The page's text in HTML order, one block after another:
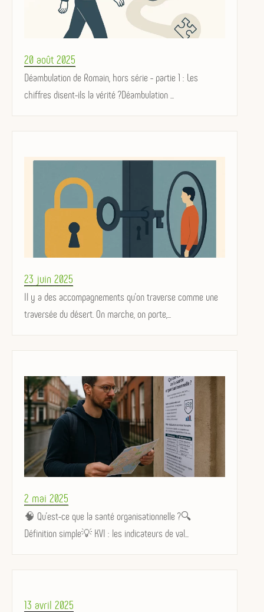
Posted
on
20 août 2025
Déambulation de Romain, hors série - partie 1 : Les
chiffres disent-ils la vérité ?Déambulation ...
Posted
on
23 juin 2025
Il y a des accompagnements qu’on traverse comme une
traversée du désert. On marche, on porte,...
Posted
on
2 mai 2025
🧠 Qu’est-ce que la santé organisationnelle ?🔍
Définition simple💡 KVI : les indicateurs de val...
Posted
13 avril 2025